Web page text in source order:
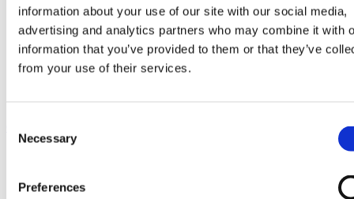
information about your use of our site with our social media,
advertising and analytics partners who may combine it with
information that you’ve provided to them or that they’ve
from your use of their services.
Selection
Necessary
Preferences
stalartikelen
Skelex
Home
Melkmachine